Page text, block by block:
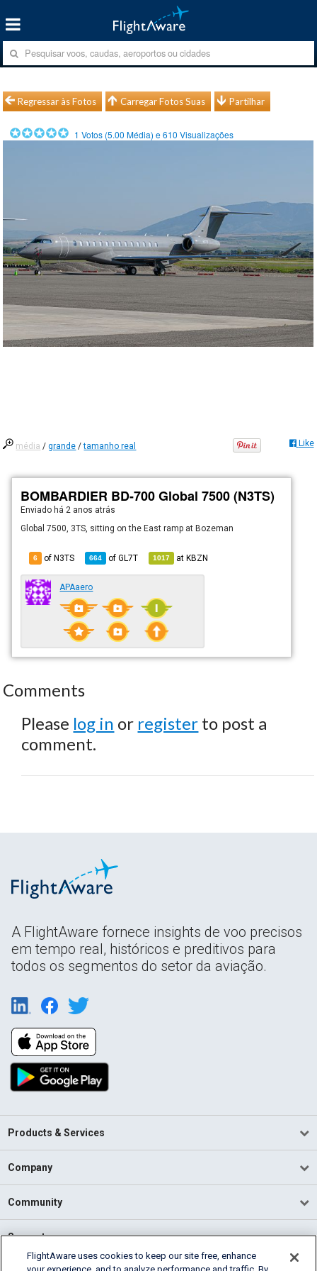
Regressar às Fotos Carregar Fotos Suas Partilhar
1 Votos (5.00 Média) e610 Visualizações
média /grande /tamanho real Like
BOMBARDIER BD-700 Global 7500 (N3TS)
Enviado há 2 anos atrás
Global 7500, 3TS, sitting on the East ramp at Bozeman
6 of N3TS 664 ofGL7T 1017 atKBZN
APAaero
Comments
Please log in or register to post a
comment.
A FlightAware fornece insights de voo precisos
em tempo real, históricos e preditivos para
todos os segmentos do setor da aviação.
Products & Services
Company
Community
Support
FlightAware uses cookies to keep our site free, enhance